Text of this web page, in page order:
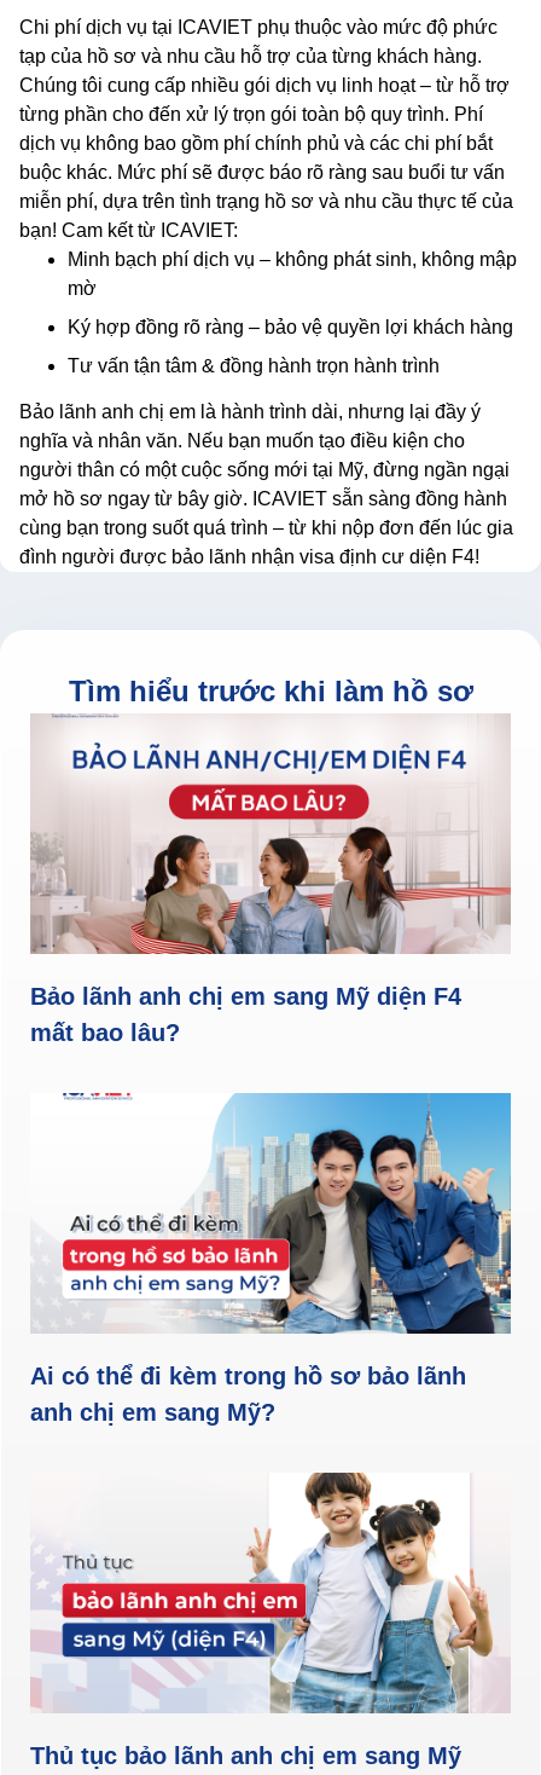
Chi phí dịch vụ tại ICAVIET phụ thuộc vào mức độ phức
tạp của hồ sơ và nhu cầu hỗ trợ của từng khách hàng.
Chúng tôi cung cấp nhiều gói dịch vụ linh hoạt – từ hỗ trợ
từng phần cho đến xử lý trọn gói toàn bộ quy trình. Phí
dịch vụ không bao gồm phí chính phủ và các chi phí bắt
buộc khác. Mức phí sẽ được báo rõ ràng sau buổi tư vấn
miễn phí, dựa trên tình trạng hồ sơ và nhu cầu thực tế của
bạn! Cam kết từ ICAVIET:
Minh bạch phí dịch vụ – không phát sinh, không mập
mờ
Ký hợp đồng rõ ràng – bảo vệ quyền lợi khách hàng
Tư vấn tận tâm & đồng hành trọn hành trình
Bảo lãnh anh chị em là hành trình dài, nhưng lại đầy ý
nghĩa và nhân văn. Nếu bạn muốn tạo điều kiện cho
người thân có một cuộc sống mới tại Mỹ, đừng ngần ngại
mở hồ sơ ngay từ bây giờ. ICAVIET sẵn sàng đồng hành
cùng bạn trong suốt quá trình – từ khi nộp đơn đến lúc gia
đình người được bảo lãnh nhận visa định cư diện F4!
Tìm hiểu trước khi làm hồ sơ
Bảo lãnh anh chị em sang Mỹ diện F4
mất bao lâu?
Ai có thể đi kèm trong hồ sơ bảo lãnh
anh chị em sang Mỹ?
Thủ tục bảo lãnh anh chị em sang Mỹ